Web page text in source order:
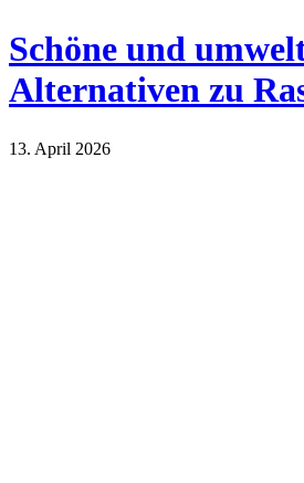
Schöne und
Alternativen zu
13. April 2026